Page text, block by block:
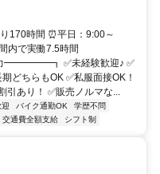
170時間 ⏰平日：9:00～
内で実働7.5時間
━━━━━┓ ✅未経験歓迎♪ ✅
どちらもOK ✅私服面接OK！
引あり！ ✅販売ノルマな...
バイク通勤OK
学歴不問
交通費全額支給 シフト制